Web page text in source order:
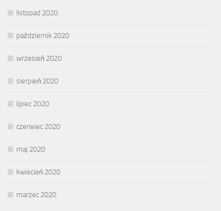
listopad 2020
październik 2020
wrzesień 2020
sierpień 2020
lipiec 2020
czerwiec 2020
maj 2020
kwiecień 2020
marzec 2020